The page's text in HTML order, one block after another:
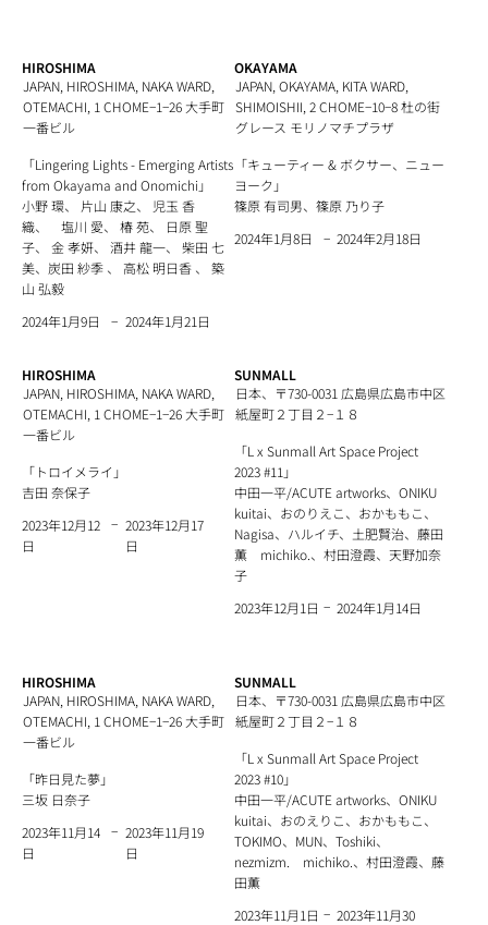
HIROSHIMA
JAPAN, HIROSHIMA, NAKA WARD,
OTEMACHI, 1 CHOME−1−26 大手町
一番ビル
「Lingering Lights - Emerging Artists
from Okayama and Onomichi」
小野 環、 片山 康之、 児玉 香
織、 塩川 愛、 椿 苑、 日原 聖
子、 金 孝妍、 酒井 龍一、 柴田 七
美、炭田 紗季 、 高松 明日香 、 築
山 弘毅
2024年1月9日
− 2024年1月21日
OKAYAMA
JAPAN, OKAYAMA, KITA WARD,
SHIMOISHII, 2 CHOME−10−8 杜の街
グレース モリノマチプラザ
「キューティー & ボクサー、ニュー
ヨーク」
篠原 有司男、篠原 乃り子
2024年1月8日
− 2024年2月18日
HIROSHIMA
JAPAN, HIROSHIMA, NAKA WARD,
OTEMACHI, 1 CHOME−1−26 大手町
一番ビル
「トロイメライ」
吉田 奈保子
2023年12月12
日
− 2023年12月17
日
SUNMALL
日本、〒730-0031 広島県広島市中区
紙屋町２丁目２−１８
「L x Sunmall Art Space Project
2023 #11」
中田一平/ACUTE artworks、ONIKU
kuitai、おのりえこ、おかももこ、
Nagisa、ハルイチ、土肥賢治、藤田
薫 michiko.、村田澄霞、天野加奈
子
2023年12月1日 − 2024年1月14日
HIROSHIMA
JAPAN, HIROSHIMA, NAKA WARD,
OTEMACHI, 1 CHOME−1−26 大手町
一番ビル
「昨日見た夢」
三坂 日奈子
2023年11月14
日
− 2023年11月19
日
SUNMALL
日本、〒730-0031 広島県広島市中区
紙屋町２丁目２−１８
「L x Sunmall Art Space Project
2023 #10」
中田一平/ACUTE artworks、ONIKU
kuitai、おのえりこ、おかももこ、
TOKIMO、MUN、Toshiki、
nezmizm. michiko.、村田澄霞、藤
田薫
2023年11月1日 − 2023年11月30